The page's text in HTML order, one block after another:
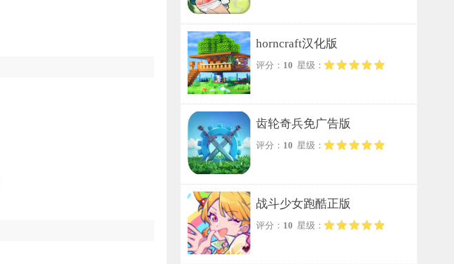
horncraft汉化版
评分： 10 星级：
齿轮奇兵免广告版
评分： 10 星级：
战斗少女跑酷正版
评分： 10 星级：